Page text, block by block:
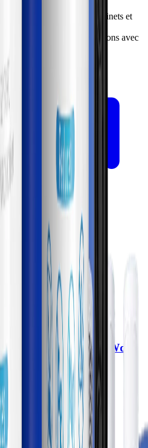
l’ensemble de la maison
atteignant les robinets et
étape utile pour les installations avec
pour toute la maison Wd